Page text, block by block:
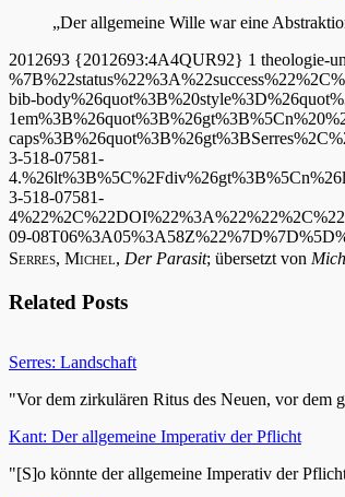
„Der allgemeine Wille war eine
2012693 {2012693:4A4QUR92} 1 theologie-
bib-
3-518-07581-
3-518-07581-
09-
Serres, Michel, Der Parasit; übersetzt von
Related Posts
Serres: Landschaft
"Vor dem zirkulären Ritus des Neuen, vor dem
Kant: Der allgemeine Imperativ der Pflicht
"[S]o könnte der allgemeine Imperativ der